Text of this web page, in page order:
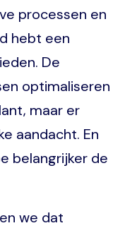
processen en
hebt een
De
optimaliseren
maar er
aandacht. En
belangrijker de
we dat